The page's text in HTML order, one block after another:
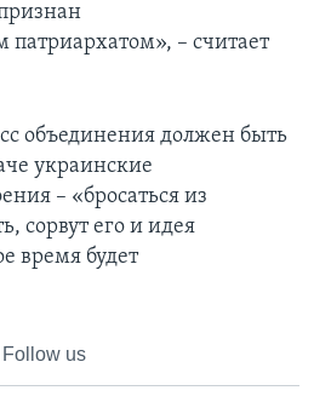
патриархатом», – считает
объединения должен быть
украинские
– «бросаться из
сорвут его и идея
время будет
Follow us